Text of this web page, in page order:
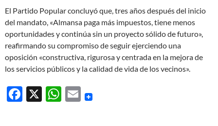
El Partido Popular concluyó que, tres años después del inicio
del mandato, «Almansa paga más impuestos, tiene menos
oportunidades y continúa sin un proyecto sólido de futuro»,
reafirmando su compromiso de seguir ejerciendo una
oposición «constructiva, rigurosa y centrada en la mejora de
los servicios públicos y la calidad de vida de los vecinos».
F
X
W E